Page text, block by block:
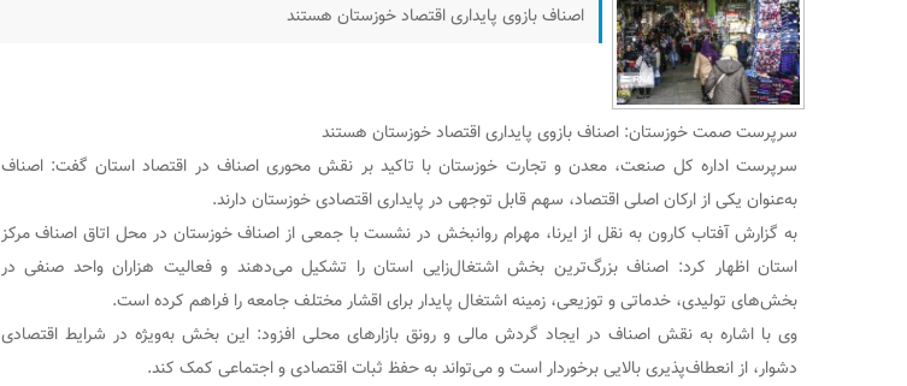
اصناف بازوی پایداری اقتصاد خوزستان هستند
سرپرست صمت خوزستان: اصناف بازوی پایداری اقتصاد خوزستان هستند
سرپرست اداره کل صنعت، معدن و تجارت خوزستان با تاکید بر نقش محوری اصناف در اقتصاد استان گفت: اصناف
به‌عنوان یکی از ارکان اصلی اقتصاد، سهم قابل توجهی در پایداری اقتصادی خوزستان دارند.
به گزارش آفتاب کارون به نقل از ایرنا، مهرام روانبخش در نشست با جمعی از اصناف خوزستان در محل اتاق اصناف مرکز
استان اظهار کرد: اصناف بزرگ‌ترین بخش اشتغال‌زایی استان را تشکیل می‌دهند و فعالیت هزاران واحد صنفی در
بخش‌های تولیدی، خدماتی و توزیعی، زمینه اشتغال پایدار برای اقشار مختلف جامعه را فراهم کرده است.
وی با اشاره به نقش اصناف در ایجاد گردش مالی و رونق بازارهای محلی افزود: این بخش به‌ویژه در شرایط اقتصادی
دشوار، از انعطاف‌پذیری بالایی برخوردار است و می‌تواند به حفظ ثبات اقتصادی و اجتماعی کمک کند.